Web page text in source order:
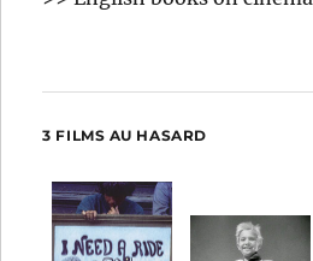
3 FILMS AU HASARD